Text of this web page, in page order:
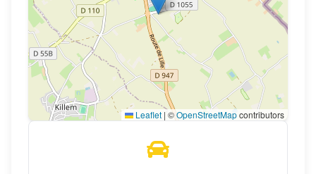
Leaflet | ©OpenStreetMapcontributors